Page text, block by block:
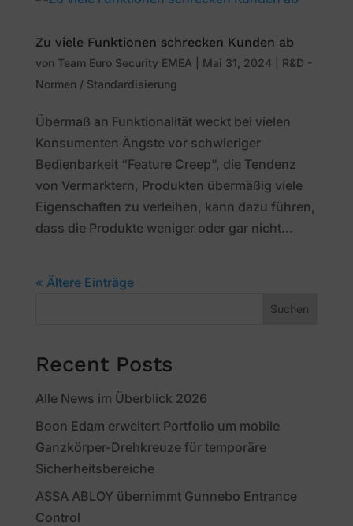
Zu viele Funktionen schrecken Kunden ab
von Team Euro Security EMEA Mai 31, 2024
R&D -
Normen / Standardisierung
Übermaß an Funktionalität weckt bei vielen
Konsumenten Ängste vor schwieriger
Bedienbarkeit “Feature Creep”, die Tendenz
von Vermarktern, Produkten übermäßig viele
Eigenschaften zu verleihen, kann dazu führen,
dass die Produkte weniger oder gar nicht...
« Ältere Einträge
Suchen
Recent Posts
Alle News im Überblick 2026
Boon Edam erweitert Portfolio um mobile
Ganzkörper-Drehkreuze für temporäre
Sicherheitsbereiche
ASSA ABLOY übernimmt Gunnebo Entrance
Control